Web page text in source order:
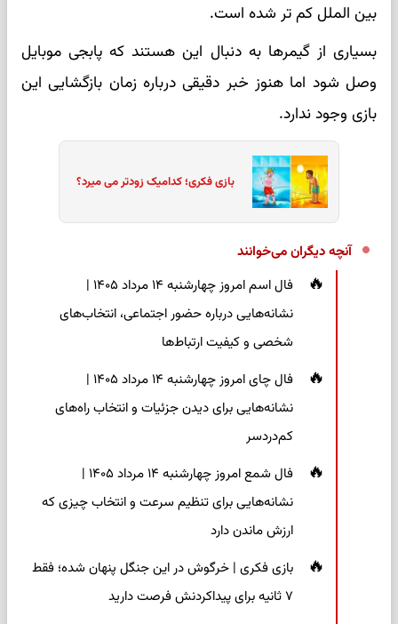
بین الملل کم تر شده است.
بسیاری از گیمرها به دنبال این هستند که پابجی موبایل
وصل شود اما هنوز خبر دقیقی درباره زمان بازگشایی این
بازی وجود ندارد.
بازی فکری؛ کدامیک زودتر می میرد؟
آنچه دیگران می‌خوانند
فال اسم امروز چهارشنبه ۱۴ مرداد ۱۴۰۵ |
نشانه‌هایی درباره حضور اجتماعی، انتخاب‌های
شخصی و کیفیت ارتباط‌ها
فال چای امروز چهارشنبه ۱۴ مرداد ۱۴۰۵ |
نشانه‌هایی برای دیدن جزئیات و انتخاب راه‌های
کم‌دردسر
فال شمع امروز چهارشنبه ۱۴ مرداد ۱۴۰۵ |
نشانه‌هایی برای تنظیم سرعت و انتخاب چیزی که
ارزش ماندن دارد
بازی فکری | خرگوش در این جنگل پنهان شده؛ فقط
۷ ثانیه برای پیداکردنش فرصت دارید